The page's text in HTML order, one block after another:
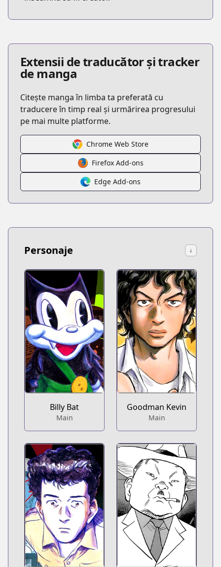
Extensii de traducător și tracker
de manga
Citește manga în limba ta preferată cu
traducere în timp real și urmărirea progresului
pe mai multe platforme.
Chrome Web Store
Firefox Add-ons
Edge Add-ons
Personaje ↓
Billy Bat
Main
Goodman Kevin
Main